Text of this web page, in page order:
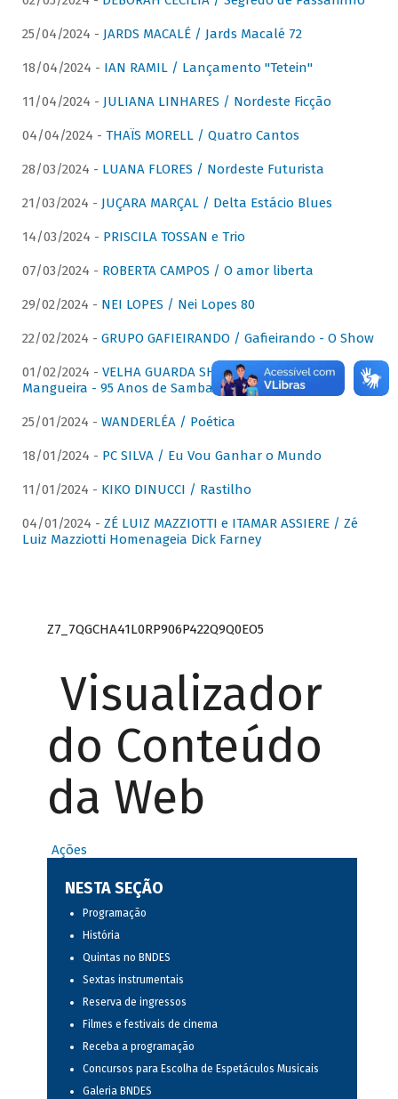
25/04/2024 - JARDS MACALÉ / Jards Macalé 72
18/04/2024 - IAN RAMIL / Lançamento "Tetein"
11/04/2024 - JULIANA LINHARES / Nordeste Ficção
04/04/2024 - THAÏS MORELL / Quatro Cantos
28/03/2024 - LUANA FLORES / Nordeste Futurista
21/03/2024 - JUÇARA MARÇAL / Delta Estácio Blues
14/03/2024 - PRISCILA TOSSAN e Trio
07/03/2024 - ROBERTA CAMPOS / O amor liberta
29/02/2024 - NEI LOPES / Nei Lopes 80
22/02/2024 - GRUPO GAFIEIRANDO / Gafieirando - O Show
01/02/2024 - VELHA GUARDA SHOW DA MANGUEIRA /
Mangueira - 95 Anos de Samba
25/01/2024 - WANDERLÉA / Poética
18/01/2024 - PC SILVA / Eu Vou Ganhar o Mundo
11/01/2024 - KIKO DINUCCI / Rastilho
04/01/2024 - ZÉ LUIZ MAZZIOTTI e ITAMAR ASSIERE / Zé
Luiz Mazziotti Homenageia Dick Farney
Z7_7QGCHA41L0RP906P422Q9Q0EO5
Visualizador
do Conteúdo
da Web
Ações
NESTA SEÇÃO
Programação
História
Quintas no BNDES
Sextas instrumentais
Reserva de ingressos
Filmes e festivais de cinema
Receba a programação
Concursos para Escolha de Espetáculos Musicais
Galeria BNDES